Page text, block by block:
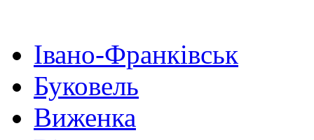
Івано-Франківськ
Буковель
Виженка